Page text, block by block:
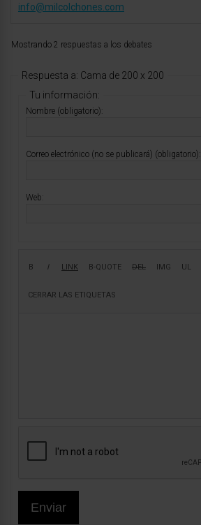
info@milcolchones.com
Mostrando 2 respuestas a los debates
Respuesta a: Cama de 200 x 200
Tu información:
Nombre (obligatorio):
Correo electrónico (no se publicará) (obligatorio):
Web:
Enviar